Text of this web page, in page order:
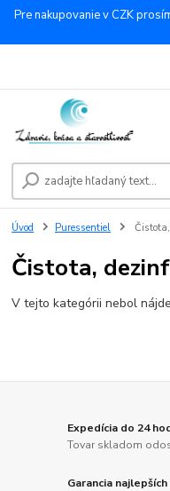
Pre nakupovanie v CZK
Úvod Puressentiel
Čistota,
V tejto kategórii nebol
Expedícia do 24
Tovar skladom
Garancia najlepších